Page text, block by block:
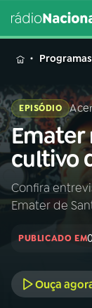
MENU
Buscar
na
Rádio
Nacional
Programas
EPISÓDIO
Emater
cultivo
Confira
Emater de
PUBLICADO EM
Ouça